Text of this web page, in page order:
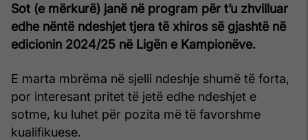
Sot (e mërkurë) janë në program për t’u zhvilluar
edhe nëntë ndeshjet tjera të xhiros së gjashtë në
edicionin 2024/25 në Ligën e Kampionëve.
E marta mbrëma në sjelli ndeshje shumë të forta,
por interesant pritet të jetë edhe ndeshjet e
sotme, ku luhet për pozita më të favorshme
kualifikuese.